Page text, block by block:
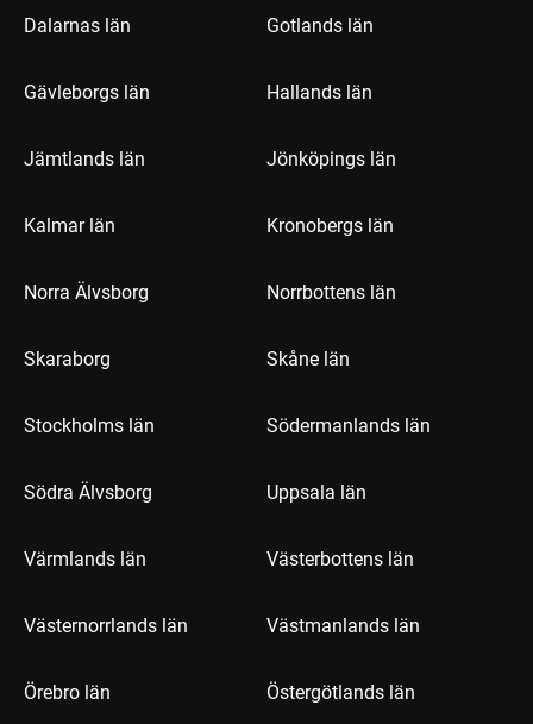
Dalarnas län Gotlands län
Gävleborgs län Hallands län
Jämtlands län Jönköpings län
Kalmar län Kronobergs län
Norra Älvsborg Norrbottens län
Skaraborg Skåne län
Stockholms län Södermanlands län
Södra Älvsborg Uppsala län
Värmlands län Västerbottens län
Västernorrlands län Västmanlands län
Örebro län Östergötlands län